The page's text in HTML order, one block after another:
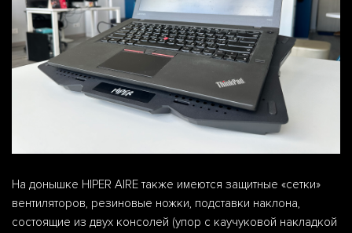
На донышке HIPER AIRE также имеются защитные «сетки»
вентиляторов, резиновые ножки, подставки наклона,
состоящие из двух консолей (упор с каучуковой накладкой